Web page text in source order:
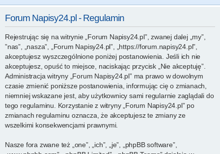
z
Forum Napisy24.pl - Regulamin
Rejestrując się na witrynie „Forum Napisy24.pl”, zwanej dalej „my”,
”nas”, „nasza”, „Forum Napisy24.pl”, „https://forum.napisy24.pl”,
akceptujesz wyszczególnione poniżej postanowienia. Jeśli ich nie
akceptujesz, opuść to miejsce, naciskając przycisk „Nie akceptuję”.
Administracja witryny „Forum Napisy24.pl” ma prawo w dowolnym
czasie zmienić poniższe postanowienia, informując cię o zmianach,
niemniej wskazane jest, aby użytkownicy sami regularnie zaglądali do
tego regulaminu. Korzystanie z witryny „Forum Napisy24.pl” po
zmianach regulaminu oznacza, że akceptujesz te zmiany ze
wszelkimi konsekwencjami prawnymi.
Nasze fora zwane też „one”, „ich”, „je”, „phpBB software”,